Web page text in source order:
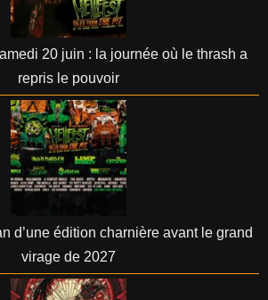
20 juin : la journée où le thrash a
repris le pouvoir
d’une édition charnière avant le grand
virage de 2027